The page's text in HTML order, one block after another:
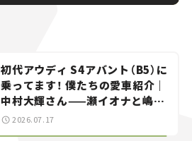
初代アウディ S4アバント（B5）に
乗ってます！ 僕たちの愛車紹介｜
中村大輝さん——瀬イオナと嶋田
智之の「クルマでざっくばらんば
2026.07.17